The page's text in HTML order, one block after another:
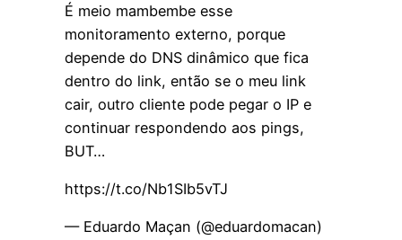
É meio mambembe esse
monitoramento externo, porque
depende do DNS dinâmico que fica
dentro do link, então se o meu link
cair, outro cliente pode pegar o IP e
continuar respondendo aos pings,
BUT…
https://t.co/Nb1SIb5vTJ
— Eduardo Maçan (@eduardomacan)